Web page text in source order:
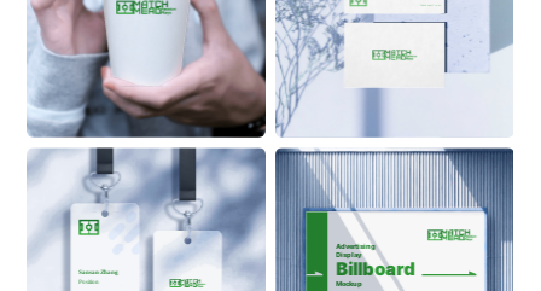
Alaskanoil.com
Sansan Zhang
Position
Advertising
Display
Billboard
Mockup